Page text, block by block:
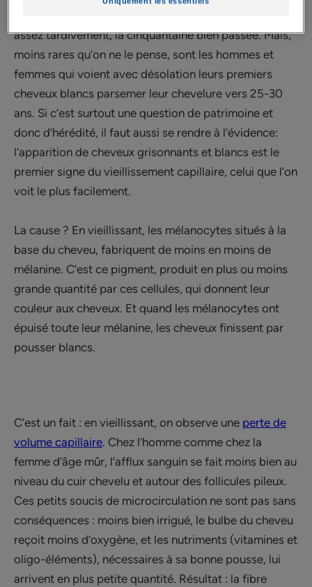
assez tardivement, la cinquantaine bien passée. Mais,
moins rares qu’on ne le pense, sont les hommes et
femmes qui voient avec désolation leurs premiers
cheveux blancs parsemer leur chevelure vers 25-30
ans. Si c’est surtout une question de patrimoine et
donc d’hérédité, il faut aussi se rendre à l’évidence:
l’apparition de cheveux grisonnants et blancs est le
premier signe du vieillissement capillaire, celui que l’on
voit le plus facilement.
La cause ? En vieillissant, les mélanocytes situés à la
base du cheveu, fabriquent de moins en moins de
mélanine. C’est ce pigment, produit en plus ou moins
grande quantité par ces cellules, qui donnent leur
couleur aux cheveux. Et quand les mélanocytes ont
épuisé toute leur mélanine, les cheveux finissent par
pousser blancs.
C’est un fait : en vieillissant, on observe une perte de
volume capillaire. Chez l’homme comme chez la
femme d’âge mûr, l’afflux sanguin se fait moins bien au
niveau du cuir chevelu et autour des follicules pileux.
Ces petits soucis de microcirculation ne sont pas sans
conséquences : moins bien irrigué, le bulbe du cheveu
reçoit moins d’oxygène, et les nutriments (vitamines et
oligo-éléments), nécessaires à sa bonne pousse, lui
arrivent en plus petite quantité. Résultat : la fibre